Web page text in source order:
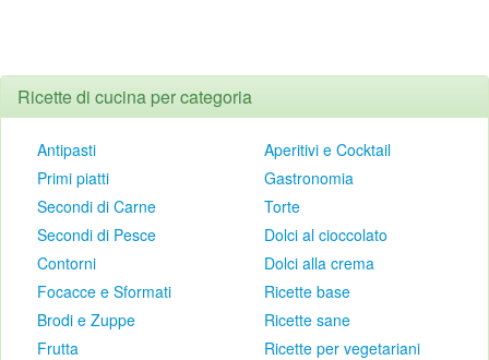
Ricette di cucina per categoria
Antipasti
Primi piatti
Secondi di Carne
Secondi di Pesce
Contorni
Focacce e Sformati
Brodi e Zuppe
Frutta
Aperitivi e Cocktail
Gastronomia
Torte
Dolci al cioccolato
Dolci alla crema
Ricette base
Ricette sane
Ricette per vegetariani